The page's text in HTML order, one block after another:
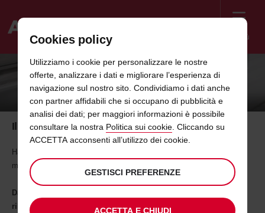
Menù
LA FLOTTA FURGONI SARDEGNA
Il tuo noleggio furgone in Sardegna
Hai bisogno di un furgone
modelli disponibili e le sedi per il ritiro del mezzo.
Da 3 fino a 30Q di portata, mezzi piccoli medi e grossa portata,
ribaltabile coibentato o furgoni refrigerati.Scopri la nostra gamma
Cookies policy
Utilizziamo i cookie per personalizzare le nostre
offerte, analizzare i dati e migliorare l’esperienza di
navigazione sul nostro sito. Condividiamo i dati anche
con partner affidabili che si occupano di pubblicità e
analisi dei dati; per maggiori informazioni è possibile
consultare la nostra Politica sui cookie. Cliccando su
ACCETTA acconsenti all’utilizzo dei cookie.
GESTISCI PREFERENZE
ACCETTA E CHIUDI